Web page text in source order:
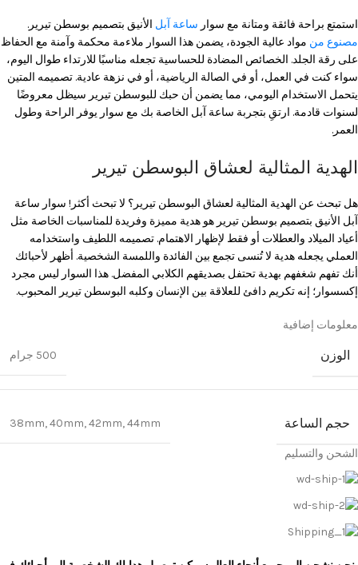
استمتع براحة فائقة ومتانة مع سوار ساعة آبل الأنيق بتصميم بوسطن تيرير.
مصنوع من مواد عالية الجودة، يضمن هذا السوار ملاءمة محكمة وآمنة مع الحفاظ
على رقة الجلد. الخصائص المضادة للحساسية تجعله مناسبًا للارتداء طوال اليوم،
سواء كنت في العمل، أو في الصالة الرياضية، أو في نزهة عادية. تصميمه المتين
يتحمل الاستخدام اليومي، مما يضمن أن حبك للبوسطن تيرير سيظل معروضًا
لسنوات قادمة. ارتقِ بتجربة ساعة آبل الخاصة بك مع سوار يوفر الراحة وطول
العمر.
الهدية المثالية لعشاق البوسطن تيرير
هل تبحث عن الهدية المثالية لعشاق البوسطن تيرير؟ لا تبحث أكثر! سوار ساعة
آبل الأنيق بتصميم بوسطن تيرير هو هدية مميزة وفريدة للمناسبات الخاصة مثل
أعياد الميلاد والعطلات أو فقط لإظهار الاهتمام. تصميمه اللطيف واستخدامه
العملي يجعله هدية لا تُنسى تجمع بين الفائدة واللمسة الشخصية. أظهر لأحبائك
أنك تفهم شغفهم بهدية تحتفل بصديقهم الكلابي المفضل. هذا السوار ليس مجرد
إكسسوار؛ إنه تكريم دافئ للعلاقة بين الإنسان وكلبه البوسطن تيرير المحبوب.
معلومات إضافية
الوزن 500 جرام
حجم الساعة 38mm,40mm,42mm,44mm
الشحن والتسليم